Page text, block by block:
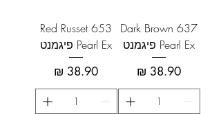
Dark Brown 637
Pearl Ex פיגמנט
מחיר
Red Russet 653
Pearl Ex פיגמנט
מחיר